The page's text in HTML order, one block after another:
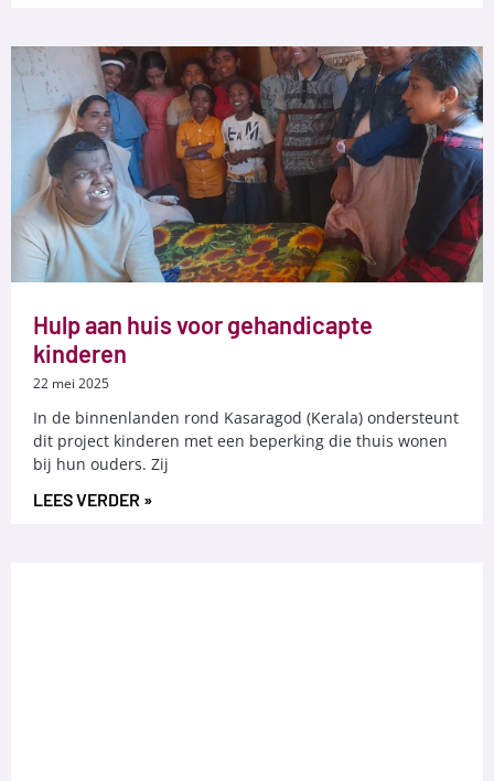
Hulp aan huis voor gehandicapte
kinderen
22 mei 2025
In de binnenlanden rond Kasaragod (Kerala) ondersteunt
dit project kinderen met een beperking die thuis wonen
bij hun ouders. Zij
LEES VERDER »